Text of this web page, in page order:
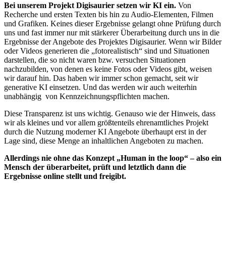
Bei unserem Projekt Digisaurier setzen wir KI ein. Von
Recherche und ersten Texten bis hin zu Audio-Elementen, Filmen
und Grafiken. Keines dieser Ergebnisse gelangt ohne Prüfung durch
uns und fast immer nur mit stärkerer Überarbeitung durch uns in die
Ergebnisse der Angebote des Projektes Digisaurier. Wenn wir Bilder
oder Videos generieren die „fotorealistisch“ sind und Situationen
darstellen, die so nicht waren bzw. versuchen Situationen
nachzubilden, von denen es keine Fotos oder Videos gibt, weisen
wir darauf hin. Das haben wir immer schon gemacht, seit wir
generative KI einsetzen. Und das werden wir auch weiterhin
unabhängig von Kennzeichnungspflichten machen.
Diese Transparenz ist uns wichtig. Genauso wie der Hinweis, dass
wir als kleines und vor allem größtenteils ehrenamtliches Projekt
durch die Nutzung moderner KI Angebote überhaupt erst in der
Lage sind, diese Menge an inhaltlichen Angeboten zu machen.
Allerdings nie ohne das Konzept „Human in the loop“ – also ein
Mensch der überarbeitet, prüft und letztlich dann die
Ergebnisse online stellt und freigibt.